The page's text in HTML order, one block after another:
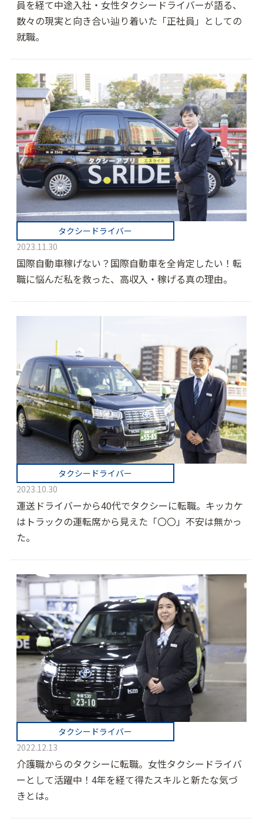
員を経て中途入社・女性タクシードライバーが語る、
数々の現実と向き合い辿り着いた「正社員」としての
就職。
タクシードライバー
2023.11.30
国際自動車稼げない？国際自動車を全肯定したい！転
職に悩んだ私を救った、高収入・稼げる真の理由。
タクシードライバー
2023.10.30
運送ドライバーから40代でタクシーに転職。キッカケ
はトラックの運転席から見えた「〇〇」不安は無かっ
た。
タクシードライバー
2022.12.13
介護職からのタクシーに転職。女性タクシードライバ
ーとして活躍中！4年を経て得たスキルと新たな気づ
きとは。